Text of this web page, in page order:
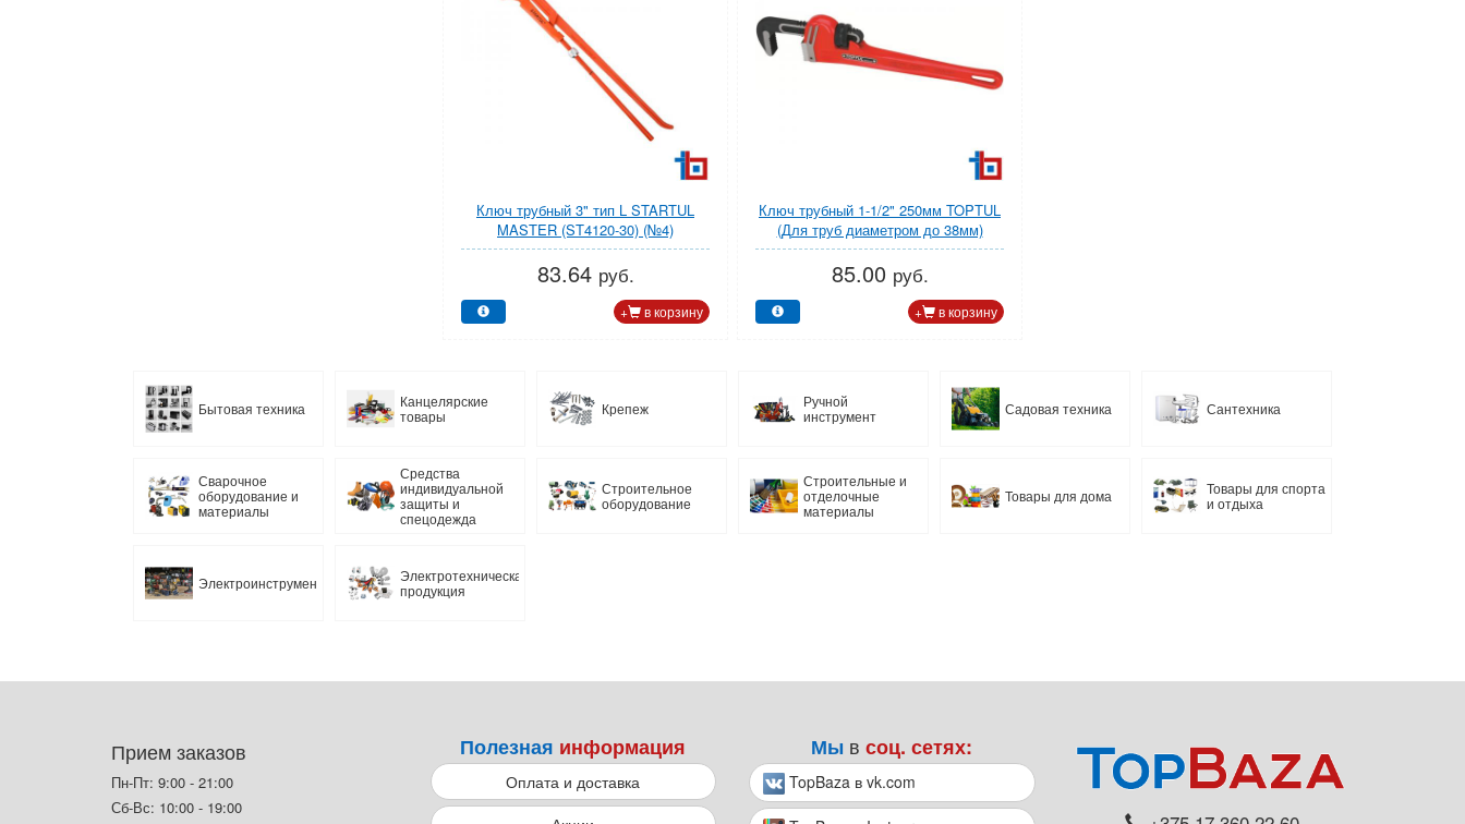
Ключ трубный 3" тип L STARTUL
MASTER (ST4120-30) (№4)
83.64 руб.
+ в корзину
Ключ трубный 1-1/2" 250мм TOPTUL
(Для труб диаметром до 38мм)
85.00 руб.
+ в корзину
Бытовая техника
Канцелярские
товары
Крепеж
Ручной
инструмент
Садовая техника Сантехника
Сварочное
оборудование и
материалы
Средства
индивидуальной
защиты и
спецодежда
Строительное
оборудование
Строительные и
отделочные
материалы
Товары для дома
Товары для спорта
и отдыха
Электроинструмент
Электротехническая
продукция
Прием заказов
Пн-Пт: 9:00 - 21:00
Сб-Вс: 10:00 - 19:00
Полезная информация
Оплата и доставка
Мы всоц. сетях:
TopBaza в vk.com